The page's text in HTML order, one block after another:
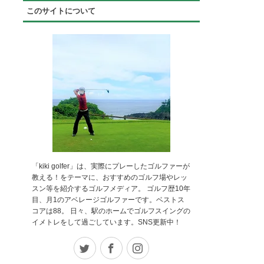
このサイトについて
「kiki golfer」は、実際にプレーしたゴルファーが
教える！をテーマに、おすすめのゴルフ場やレッ
スン等を紹介するゴルフメディア。 ゴルフ歴10年
目、月1のアベレージゴルファーです。ベストス
コアは88。 日々、駅のホームでゴルフスイングの
イメトレをして過ごしています。SNS更新中！
Twitter Facebook